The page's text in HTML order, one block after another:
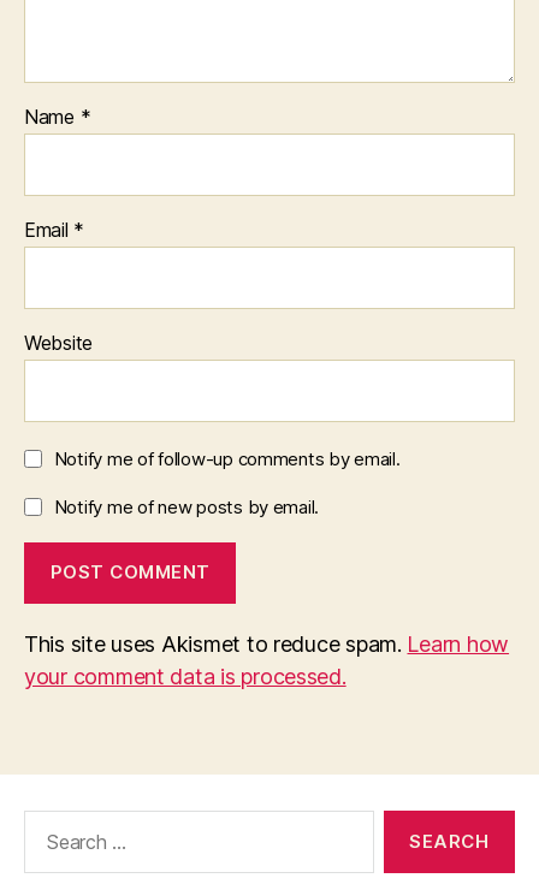
Name *
Email *
Website
Notify me of follow-up comments by email.
Notify me of new posts by email.
This site uses Akismet to reduce spam. Learn how
your comment data is processed.